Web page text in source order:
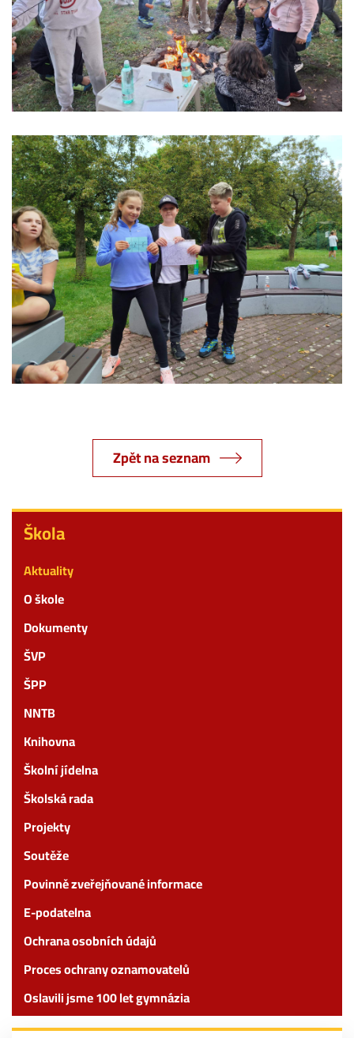
Škola
Škola
Aktuality
O škole
Dokumenty
ŠVP
ŠPP
NNTB
Knihovna
Školní jídelna
Školská rada
Projekty
Soutěže
Povinně zveřejňované informace
E-podatelna
Ochrana osobních údajů
Proces ochrany oznamovatelů
Oslavili jsme 100 let gymnázia
Zpět na seznam